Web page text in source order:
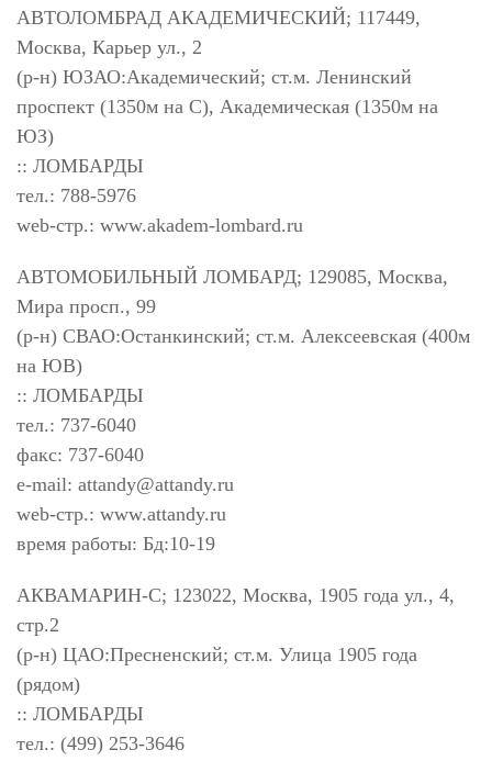
АВТОЛОМБРАД АКАДЕМИЧЕСКИЙ; 117449,
Москва, Карьер ул., 2
(р-н) ЮЗАО:Академический; ст.м. Ленинский
проспект (1350м на С), Академическая (1350м на
ЮЗ)
:: ЛОМБАРДЫ
тел.: 788-5976
web-стр.: www.akadem-lombard.ru
АВТОМОБИЛЬНЫЙ ЛОМБАРД; 129085, Москва,
Мира просп., 99
(р-н) СВАО:Останкинский; ст.м. Алексеевская (400м
на ЮВ)
:: ЛОМБАРДЫ
тел.: 737-6040
факс: 737-6040
e-mail: attandy@attandy.ru
web-стр.: www.attandy.ru
время работы: Бд:10-19
АКВАМАРИН-С; 123022, Москва, 1905 года ул., 4,
стр.2
(р-н) ЦАО:Пресненский; ст.м. Улица 1905 года
(рядом)
:: ЛОМБАРДЫ
тел.: (499) 253-3646